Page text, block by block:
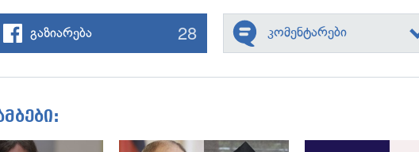
გაზიარება 28 კომენტარები